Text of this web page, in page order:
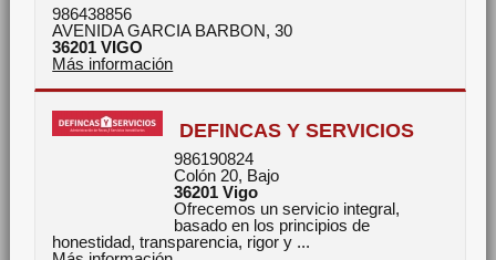
986438856
AVENIDA GARCIA BARBON, 30
36201 VIGO
Más información
DEFINCAS Y SERVICIOS
986190824
Colón 20, Bajo
36201 Vigo
Ofrecemos un servicio integral,
basado en los principios de
honestidad, transparencia, rigor y ...